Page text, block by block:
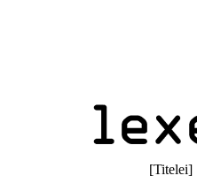
[Titelei]